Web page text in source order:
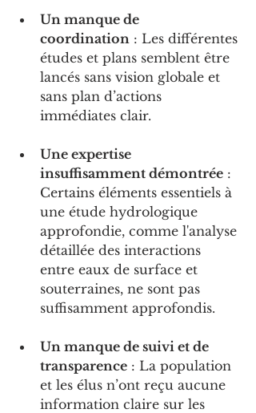
Un manque de
coordination : Les différentes
études et plans semblent être
lancés sans vision globale et
sans plan d’actions
immédiates clair.
Une expertise
insuffisamment démontrée :
Certains éléments essentiels à
une étude hydrologique
approfondie, comme l'analyse
détaillée des interactions
entre eaux de surface et
souterraines, ne sont pas
suffisamment approfondis.
Un manque de suivi et de
transparence : La population
et les élus n’ont reçu aucune
information claire sur les